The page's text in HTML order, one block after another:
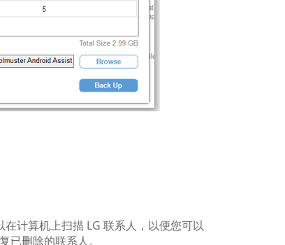
计算机上扫描 LG 联系人，以便您可以
已删除的联系人。